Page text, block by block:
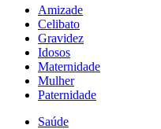
Amizade
Celibato
Gravidez
Idosos
Maternidade
Mulher
Paternidade
Saúde